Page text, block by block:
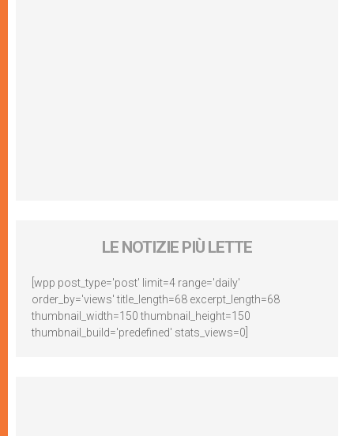
LE NOTIZIE PIÙ LETTE
[wpp post_type='post' limit=4 range='daily'
order_by='views' title_length=68 excerpt_length=68
thumbnail_width=150 thumbnail_height=150
thumbnail_build='predefined' stats_views=0]